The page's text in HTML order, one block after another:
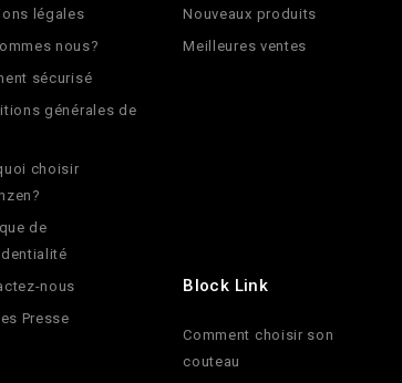
légales
nous?
sécurisé
générales de
choisir
de
nous
Presse
Nouveaux produits
Meilleures ventes
Block Link
Comment choisir son
couteau